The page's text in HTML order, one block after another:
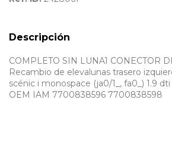
Descripción
COMPLETO SIN LUNA1 CONECTOR
Recambio de elevalunas trasero
scénic i monospace (ja0/1_, fa0_) 1.9
OEM IAM 7700838596 7700838598